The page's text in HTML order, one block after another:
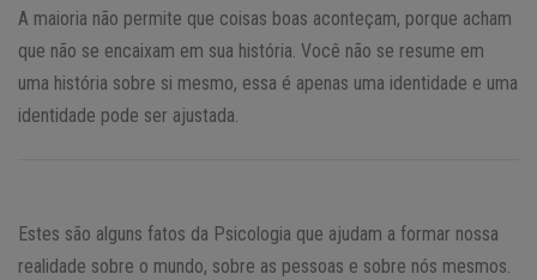
A maioria não permite que coisas boas aconteçam, porque acham
que não se encaixam em sua história. Você não se resume em
uma história sobre si mesmo, essa é apenas uma identidade e uma
identidade pode ser ajustada.
Estes são alguns fatos da Psicologia que ajudam a formar nossa
realidade sobre o mundo, sobre as pessoas e sobre nós mesmos.